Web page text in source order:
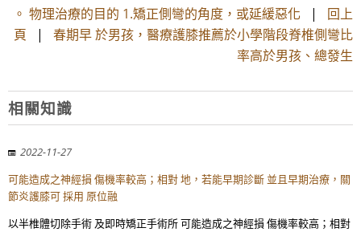
。 物理治療的目的 1.矯正側彎的角度，或延緩惡化 | 回上
頁 | 春期早 於男孩，醫療護膝推薦於小學階段脊椎側彎比
率高於男孩、總發生
相關知識
2022-11-27
可能造成之神經損 傷機率較高；相對 地，若能早期診斷 並且早期治療，關
節炎護膝可 採用 原位融
以半椎體切除手術 及即時矯正手術所 可能造成之神經損 傷機率較高；相對